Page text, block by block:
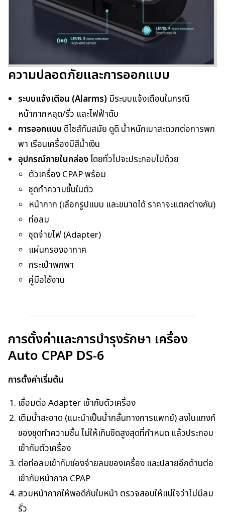
ความปลอดภัยและการออกแบบ
ระบบแจ้งเตือน (Alarms) มีระบบแจ้งเตือนในกรณี
หน้ากากหลุด/รั่ว และไฟฟ้าดับ
การออกแบบ ดีไซส์ทันสมัย ดูดี น้ำหนักเบาสะดวกต่อการพก
พา เรือนเครื่องมีสีน้ำเงิน
อุปกรณ์ภายในกล่องโดยทั่วไปจะประกอบไปด้วย
ตัวเครื่อง CPAP พร้อม
ชุดทำความชื้นในตัว
หน้ากาก (เลือกรูปแบบ และขนาดได้ ราคาจะแตกต่างกัน)
ท่อลม
ชุดจ่ายไฟ (Adapter)
แผ่นกรองอากาศ
กระเป๋าพกพา
คู่มือใช้งาน
การตั้งค่าและการบำรุงรักษา เครื่อง
Auto CPAP DS-6
การตั้งค่าเริ่มต้น
เชื่อมต่อ Adapter เข้ากับตัวเครื่อง
เติมน้ำสะอาด (แนะนำเป็นน้ำกลั่นทางการแพทย์) ลงในแทงก์
ของชุดทำความชื้น ไม่ให้เกินขีดสูงสุดที่กำหนด แล้วประกอบ
เข้ากับตัวเครื่อง
ต่อท่อลมเข้ากับช่องจ่ายลมของเครื่อง และปลายอีกด้านต่อ
เข้ากับหน้ากาก CPAP
สวมหน้ากากให้พอดีกับใบหน้า ตรวจสอบให้แน่ใจว่าไม่มีลม
รั่ว